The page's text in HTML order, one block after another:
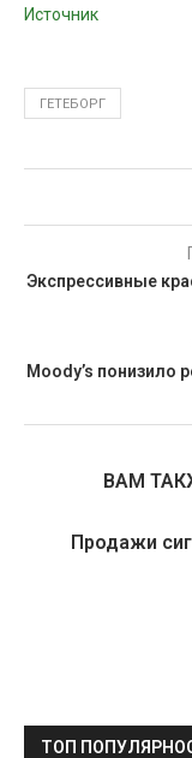
Источник
ГЕТЕБОРГ
Экспрессивные
Moody’s понизило
ВАМ
Продажи
ТОП